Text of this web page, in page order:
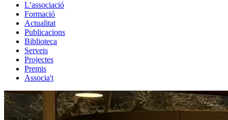
L’associació
Formació
Actualitat
Publicacions
Biblioteca
Serveis
Projectes
Premis
Associa't